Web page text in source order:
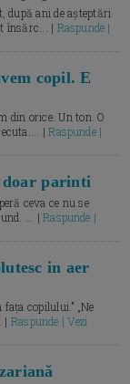
după ani de așteptări
însărc... | Raspunde |
copil. E
din orice. Un ton. O
|Raspunde |
doar parinti
ceva ce nu se
... |Raspunde |
in aer
copilului.” „Ne
| Raspunde | Vezi